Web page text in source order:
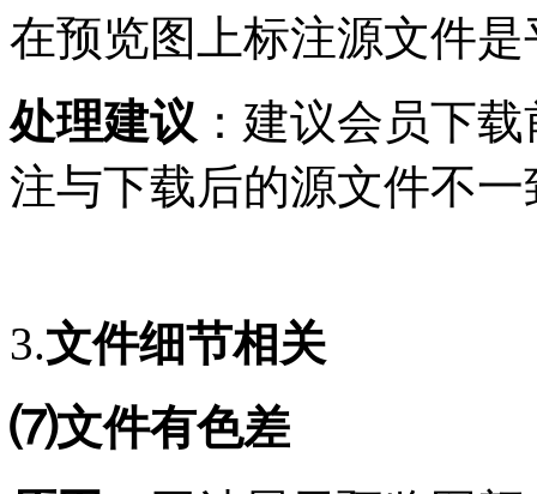
在预览图上标注源文件
处理建议 ：建议会员下
注与下载后的源文件不
3.文件细节相关
⑺文件有色差